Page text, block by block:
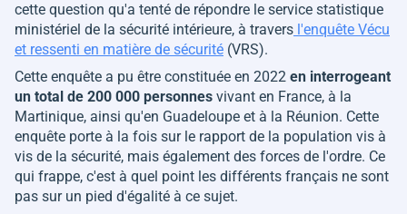
cette question qu'a tenté de répondre le service statistique
ministériel de la sécurité intérieure, à travers l'enquête Vécu
et ressenti en matière de sécurité (VRS).
Cette enquête a pu être constituée en 2022 en interrogeant
un total de 200 000 personnes vivant en France, à la
Martinique, ainsi qu'en Guadeloupe et à la Réunion. Cette
enquête porte à la fois sur le rapport de la population vis à
vis de la sécurité, mais également des forces de l'ordre. Ce
qui frappe, c'est à quel point les différents français ne sont
pas sur un pied d'égalité à ce sujet.